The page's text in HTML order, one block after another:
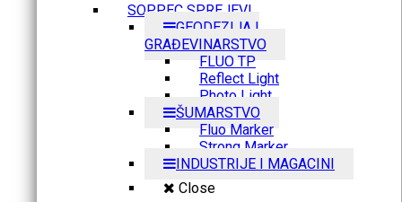
SOPPEC SPREJEVI
GEODEZIJA I
GRAĐEVINARSTVO
FLUO TP
Reflect Light
Photo Light
ŠUMARSTVO
Fluo Marker
Strong Marker
INDUSTRIJE I MAGACINI
Close